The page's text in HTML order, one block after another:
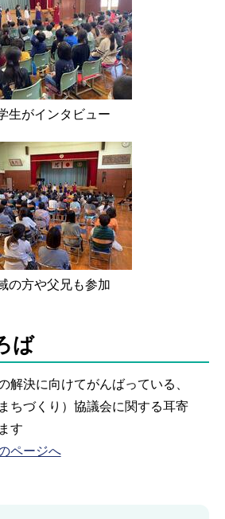
生がインタビュー
の方や父兄も参加
ば
解決に向けてがんばっている、
ちづくり）協議会に関する耳寄
す
ページへ